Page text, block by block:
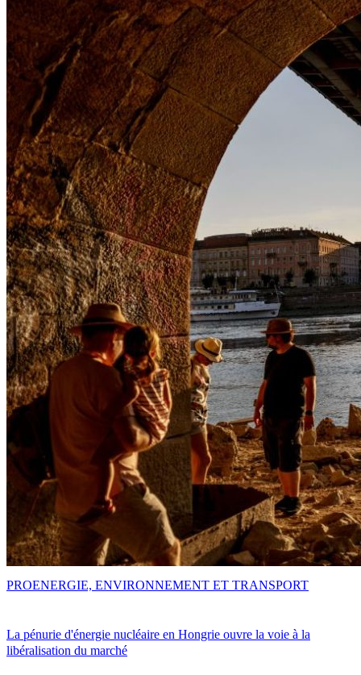
La pénurie d'énergie nucléaire en Hongrie ouvre la voie à la
libéralisation du marché
PROENERGIE, ENVIRONNEMENT ET TRANSPORT